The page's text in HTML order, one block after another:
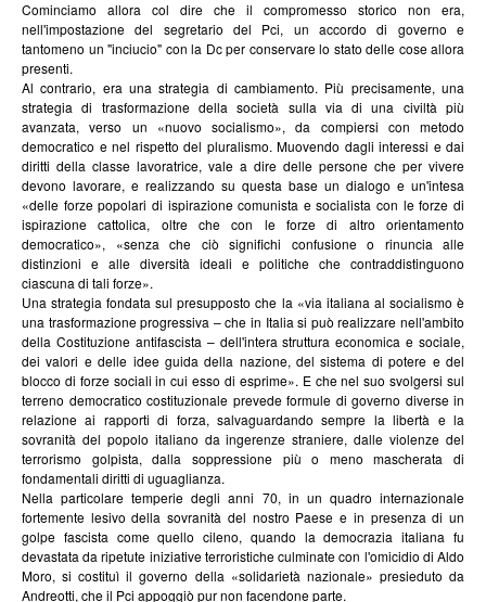
Cominciamo allora col dire che il compromesso storico non era,
nell'impostazione del segretario del Pci, un accordo di governo e
tantomeno un "inciucio" con la Dc per conservare lo stato delle cose allora
presenti.
Al contrario, era una strategia di cambiamento. Più precisamente, una
strategia di trasformazione della società sulla via di una civiltà più
avanzata, verso un «nuovo socialismo», da compiersi con metodo
democratico e nel rispetto del pluralismo. Muovendo dagli interessi e dai
diritti della classe lavoratrice, vale a dire delle persone che per vivere
devono lavorare, e realizzando su questa base un dialogo e un'intesa
«delle forze popolari di ispirazione comunista e socialista con le forze di
ispirazione cattolica, oltre che con le forze di altro orientamento
democratico», «senza che ciò significhi confusione o rinuncia alle
distinzioni e alle diversità ideali e politiche che contraddistinguono
ciascuna di tali forze».
Una strategia fondata sul presupposto che la «via italiana al socialismo è
una trasformazione progressiva – che in Italia si può realizzare nell'ambito
della Costituzione antifascista – dell'intera struttura economica e sociale,
dei valori e delle idee guida della nazione, del sistema di potere e del
blocco di forze sociali in cui esso di esprime». E che nel suo svolgersi sul
terreno democratico costituzionale prevede formule di governo diverse in
relazione ai rapporti di forza, salvaguardando sempre la libertà e la
sovranità del popolo italiano da ingerenze straniere, dalle violenze del
terrorismo golpista, dalla soppressione più o meno mascherata di
fondamentali diritti di uguaglianza.
Nella particolare temperie degli anni 70, in un quadro internazionale
fortemente lesivo della sovranità del nostro Paese e in presenza di un
golpe fascista come quello cileno, quando la democrazia italiana fu
devastata da ripetute iniziative terroristiche culminate con l'omicidio di Aldo
Moro, si costituì il governo della «solidarietà nazionale» presieduto da
Andreotti, che il Pci appoggiò pur non facendone parte.